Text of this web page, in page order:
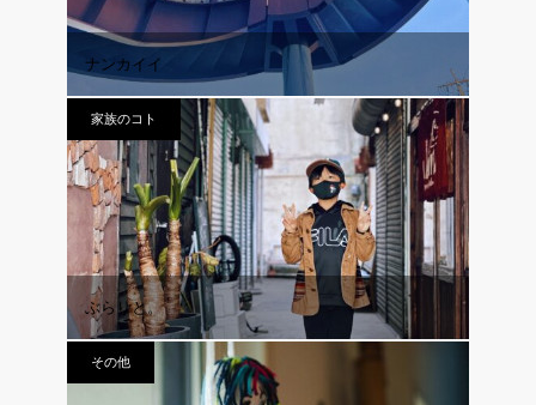
ナンカイイ
家族のコト
ぶらりと。
その他